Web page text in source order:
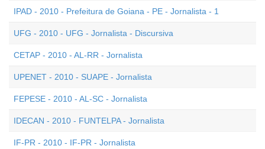
IPAD - 2010 - Prefeitura de Goiana - PE - Jornalista - 1
UFG - 2010 - UFG - Jornalista - Discursiva
CETAP - 2010 - AL-RR - Jornalista
UPENET - 2010 - SUAPE - Jornalista
FEPESE - 2010 - AL-SC - Jornalista
IDECAN - 2010 - FUNTELPA - Jornalista
IF-PR - 2010 - IF-PR - Jornalista